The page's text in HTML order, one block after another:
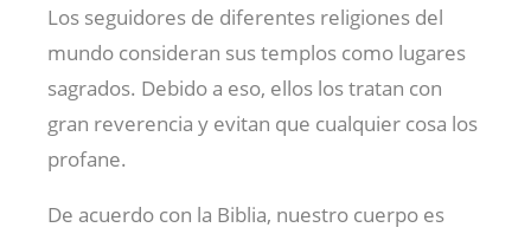
Los seguidores de diferentes religiones del
mundo consideran sus templos como lugares
sagrados. Debido a eso, ellos los tratan con
gran reverencia y evitan que cualquier cosa los
profane.
De acuerdo con la Biblia, nuestro cuerpo es